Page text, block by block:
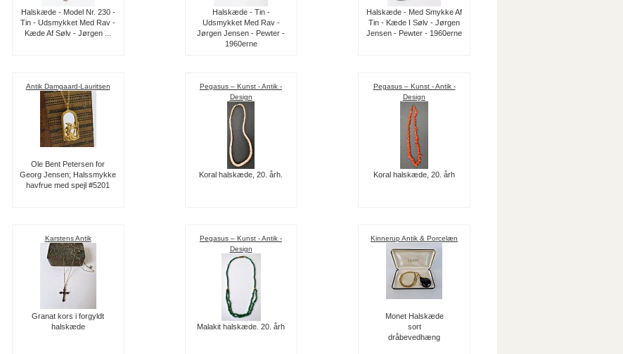
Halskæde - Model Nr. 230 -
Tin - Udsmykket Med Rav -
Kæde Af Sølv - Jørgen ...
Halskæde - Tin -
Udsmykket Med Rav -
Jørgen Jensen - Pewter -
1960erne
Halskæde - Med Smykke Af
Tin - Kæde I Sølv - Jørgen
Jensen - Pewter - 1960erne
Antik Damgaard-Lauritsen
Ole Bent Petersen for
Georg Jensen; Halssmykke
havfrue med spejl #5201
Pegasus – Kunst - Antik -
Design
Koral halskæde, 20. årh.
Pegasus – Kunst - Antik -
Design
Koral halskæde, 20. årh
Karstens Antik
Granat kors i forgyldt
halskæde
Pegasus – Kunst - Antik -
Design
Malakit halskæde. 20. årh
Kinnerup Antik & Porcelæn
Monet Halskæde
sort
dråbevedhæng